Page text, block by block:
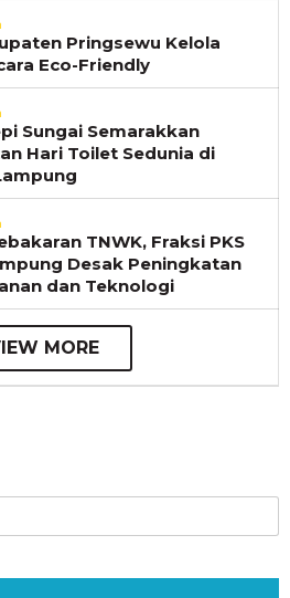
Pringsewu Kelola
Eco-Friendly
Sungai Semarakkan
Hari Toilet Sedunia di
TNWK, Fraksi PKS
Desak Peningkatan
dan Teknologi
MORE